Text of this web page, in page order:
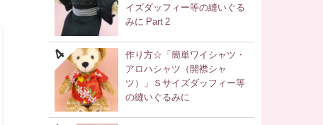
イズダッフィー等の縫いぐる
みに Part 2
作り方☆「簡単ワイシャツ・
アロハシャツ（開襟シャ
ツ）」Ｓサイズダッフィー等
の縫いぐるみに